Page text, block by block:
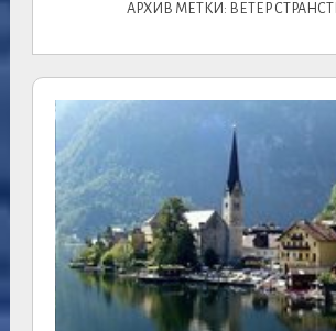
АРХИВ МЕТКИ: ВЕТЕР